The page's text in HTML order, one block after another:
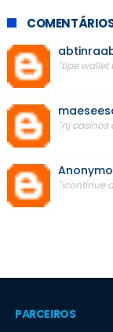
"tipe wallet
"nj casinos
"icontinue
PARCEIROS